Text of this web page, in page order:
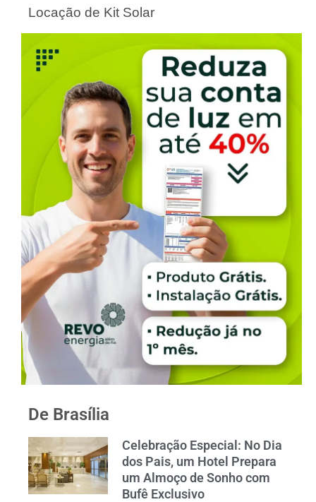
Locação de Kit Solar
De Brasília
Celebração Especial: No Dia
dos Pais, um Hotel Prepara
um Almoço de Sonho com
Bufê Exclusivo